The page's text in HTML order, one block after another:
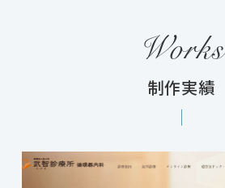
Works
制作実績